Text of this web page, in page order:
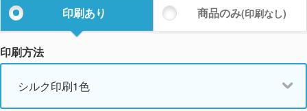
印刷あり 商品のみ(印刷なし)
印刷方法
シルク印刷1色